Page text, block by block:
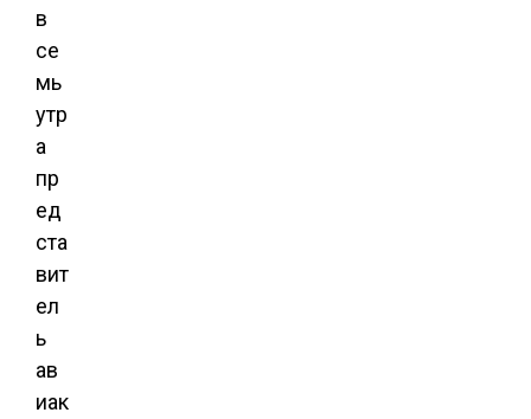
в
се
мь
утр
а
пр
ед
ста
вит
ел
ь
ав
иак